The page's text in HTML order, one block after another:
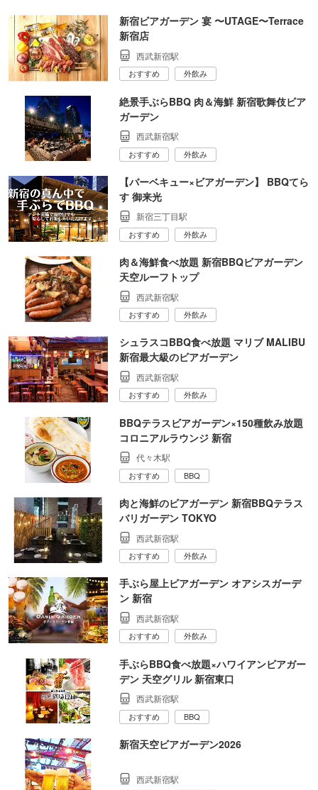
新宿ビアガーデン 宴 〜UTAGE〜Terrace
新宿店
西武新宿駅
おすすめ 外飲み
絶景手ぶらBBQ 肉＆海鮮 新宿歌舞伎ビア
ガーデン
西武新宿駅
おすすめ 外飲み
【バーベキュー×ビアガーデン】 BBQてら
す 御来光
新宿三丁目駅
おすすめ 外飲み
肉＆海鮮食べ放題 新宿BBQビアガーデン
天空ルーフトップ
西武新宿駅
おすすめ 外飲み
シュラスコBBQ食べ放題 マリブ MALIBU
新宿最大級のビアガーデン
西武新宿駅
おすすめ 外飲み
BBQテラスビアガーデン×150種飲み放題
コロニアルラウンジ 新宿
代々木駅
おすすめ BBQ
肉と海鮮のビアガーデン 新宿BBQテラス
バリガーデン TOKYO
西武新宿駅
おすすめ 外飲み
手ぶら屋上ビアガーデン オアシスガーデ
ン 新宿
西武新宿駅
おすすめ 外飲み
手ぶらBBQ食べ放題×ハワイアンビアガー
デン 天空グリル 新宿東口
西武新宿駅
おすすめ BBQ
新宿天空ビアガーデン2026
西武新宿駅